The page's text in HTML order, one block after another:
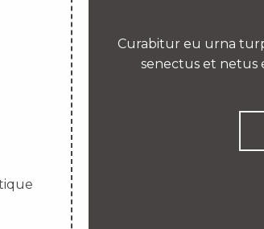
Curabitur eu urna
senectus et netus